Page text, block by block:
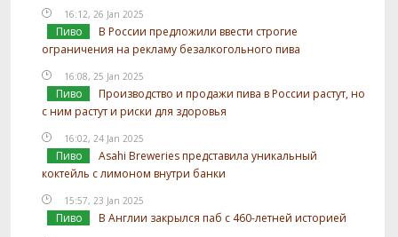
16:12, 26 Jan 2025
Пиво
В России предложили ввести строгие
ограничения на рекламу безалкогольного пива
16:08, 25 Jan 2025
Пиво
Производство и продажи пива в России растут, но
с ним растут и риски для здоровья
16:02, 24 Jan 2025
Пиво
Asahi Breweries представила уникальный
коктейль с лимоном внутри банки
15:57, 23 Jan 2025
Пиво В Англии закрылся паб с 460-летней историей